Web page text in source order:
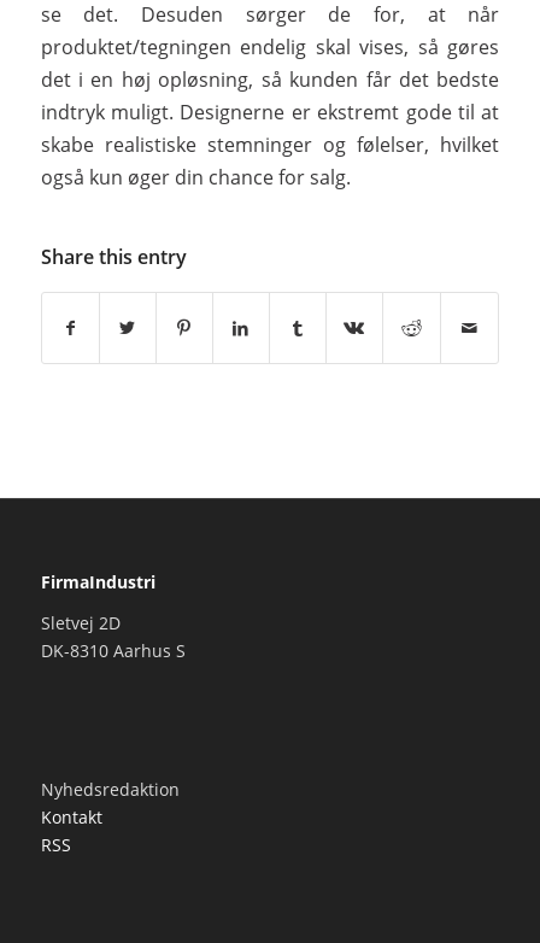
se det. Desuden sørger de for, at når
produktet/tegningen endelig skal vises, så gøres
det i en høj opløsning, så kunden får det bedste
indtryk muligt. Designerne er ekstremt gode til at
skabe realistiske stemninger og følelser, hvilket
også kun øger din chance for salg.
Share this entry
FirmaIndustri
Sletvej 2D
DK-8310 Aarhus S
Nyhedsredaktion
Kontakt
RSS